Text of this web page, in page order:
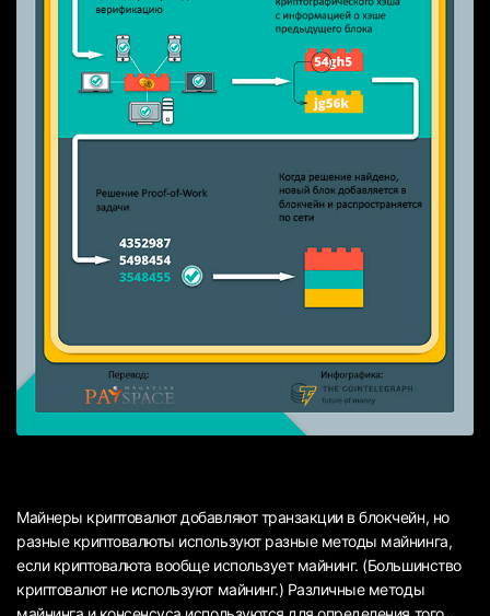
Майнеры криптовалют добавляют транзакции в блокчейн, но
разные криптовалюты используют разные методы майнинга,
если криптовалюта вообще использует майнинг. (Большинство
криптовалют не используют майнинг.) Различные методы